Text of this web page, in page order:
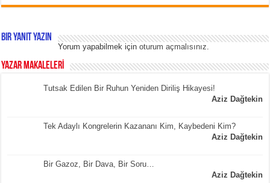
Bir yanıt yazın
Yorum yapabilmek içinoturum açmalısınız.
YAZAR MAKALELERİ
Tutsak Edilen Bir Ruhun Yeniden Diriliş Hikayesi!
Aziz Dağtekin
Tek Adaylı Kongrelerin Kazananı Kim, Kaybedeni Kim?
Aziz Dağtekin
Bir Gazoz, Bir Dava, Bir Soru…
Aziz Dağtekin